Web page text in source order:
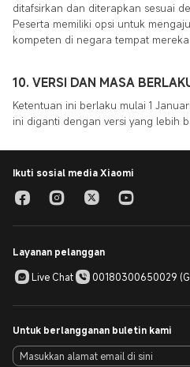
ditafsirkan dan diterapkan sesuai
Peserta memiliki opsi untuk
kompeten di negara tempat
10. VERSI DAN MASA
Ketentuan ini berlaku mulai 1
ini diganti dengan versi yang lebih
Ikuti sosial media Xiaomi
Layanan pelanggan
Live Chat
00180300650029
Untuk berlangganan buletin kami